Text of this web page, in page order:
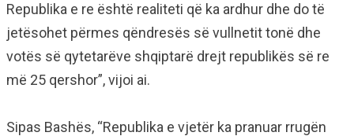
Republika e re është realiteti që ka ardhur dhe do të
jetësohet përmes qëndresës së vullnetit tonë dhe
votës së qytetarëve shqiptarë drejt republikës së re
më 25 qershor”, vijoi ai.
Sipas Bashës, “Republika e vjetër ka pranuar rrugën